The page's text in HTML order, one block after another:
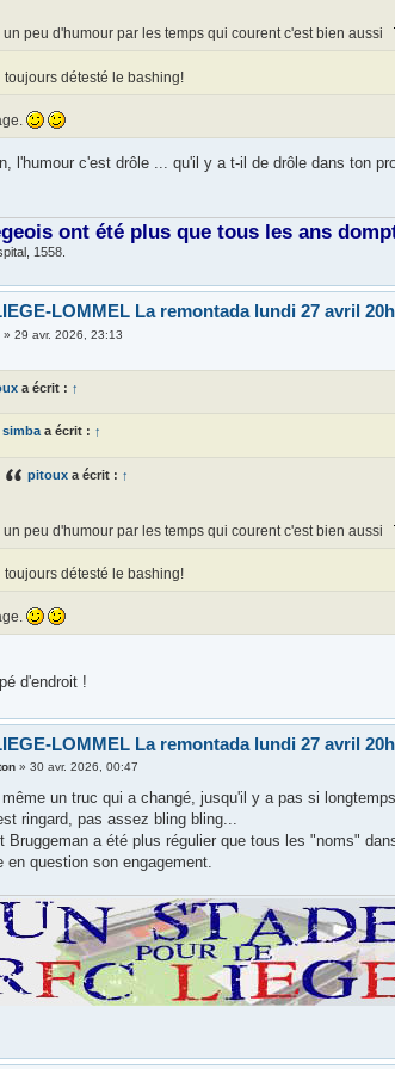
un peu d'humour par les temps qui courent c'est bien aussi
toujours détesté le bashing!
l'humour c'est drôle ... qu'il y a t-il de drôle dans ton
ont été plus que tous les ans
1558.
LOMMEL La remontada lundi 27 avril
»29 avr. 2026, 23:13
a écrit : ↑
simba a écrit : ↑
pitoux a écrit : ↑
un peu d'humour par les temps qui courent c'est bien aussi
toujours détesté le bashing!
d'endroit !
LOMMEL La remontada lundi 27 avril
»30 avr. 2026, 00:47
même un truc qui a changé, jusqu'il y a pas si
ringard, pas assez bling bling...
Bruggeman a été plus régulier que tous les "noms"
en question son engagement.